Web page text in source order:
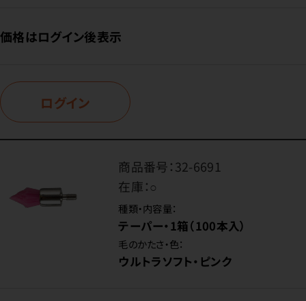
価格はログイン後表示
ログイン
商品番号：32-6691
在庫：○
種類・内容量：
テーパー・1箱（100本入）
毛のかたさ・色：
ウルトラソフト・ピンク